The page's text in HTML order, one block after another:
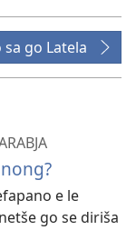
sa go Latela
e le
go se diriša